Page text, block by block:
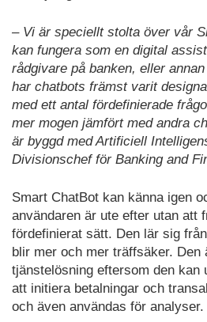
– Vi är speciellt stolta över vår
kan fungera som en digital
rådgivare på banken, eller
har chatbots främst varit
med ett antal fördefinierade
mer mogen jämfört med andra
är byggd med Artificiell
Divisionschef för Banking and
Smart ChatBot kan känna igen
användaren är ute efter utan att
fördefinierat sätt. Den lär sig
blir mer och mer träffsäker. Den
tjänstelösning eftersom den kan
att initiera betalningar och
och även användas för analyser.